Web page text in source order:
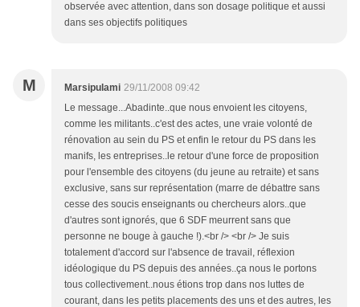
observée avec attention, dans son dosage politique et aussi
dans ses objectifs politiques
M Marsipulami 29/11/2008 09:42
Le message...Abadinte..que nous envoient les citoyens,
comme les militants..c'est des actes, une vraie volonté de
rénovation au sein du PS et enfin le retour du PS dans les
manifs, les entreprises..le retour d'une force de proposition
pour l'ensemble des citoyens (du jeune au retraite) et sans
exclusive, sans sur représentation (marre de débattre sans
cesse des soucis enseignants ou chercheurs alors..que
d'autres sont ignorés, que 6 SDF meurrent sans que
personne ne bouge à gauche !).<br /> <br /> Je suis
totalement d'accord sur l'absence de travail, réflexion
idéologique du PS depuis des années..ça nous le portons
tous collectivement..nous étions trop dans nos luttes de
courant, dans les petits placements des uns et des autres, les